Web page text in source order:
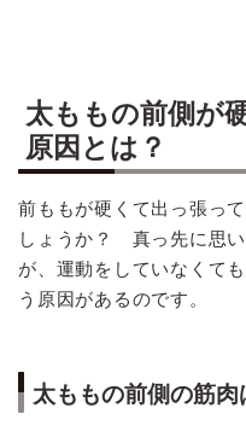
太ももの前側が
原因とは？
前ももが硬くて出っ張っ
しょうか？ 真っ先に思
が、運動をしていなくて
う原因があるのです。
太ももの前側の筋